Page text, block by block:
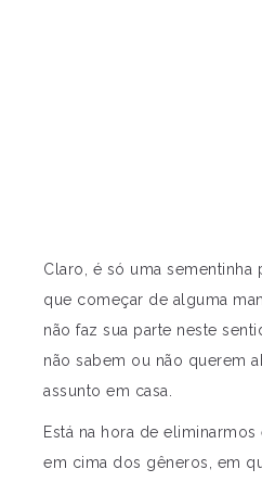
Claro, é só uma sementinha
que começar de alguma
não faz sua parte neste
não sabem ou não querem
assunto em casa.
Está na hora de
em cima dos gêneros, em